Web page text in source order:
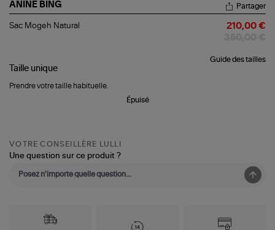
ANINE BING
Sac
Partager
Sac Mogeh Natural 210,00 €
Guide des tailles
Taille unique
Prendre votre taille habituelle.
Épuisé
VOTRE CONSEILLÈRE LULLI
Une question sur ce produit ?